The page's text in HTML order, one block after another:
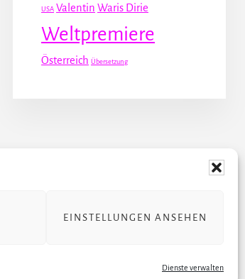
Dienste verwalten
EINSTELLUNGEN ANSEHEN
USA Valentin Waris Dirie
Weltpremiere
Österreich Übersetzung